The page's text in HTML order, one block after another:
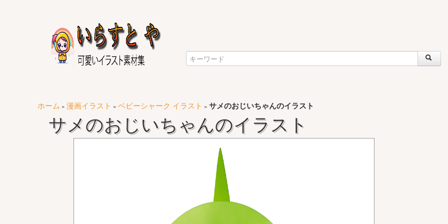
ホーム » 漫画イラスト » ベビーシャーク イラスト » サメのおじいちゃんのイラスト
サメのおじいちゃんのイラスト